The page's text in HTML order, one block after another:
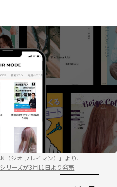
（ジオ フレイマン）」より、
リーズが3月11日より発売